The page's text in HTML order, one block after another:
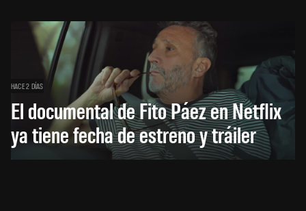
HACE 2 DÍAS
El documental de Fito Páez en Netflix
ya tiene fecha de estreno y tráiler